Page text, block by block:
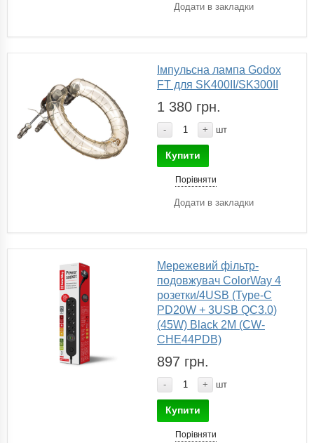
Додати в закладки
Імпульсна лампа Godox
FT для SK400II/SK300II
1 380 грн.
- + шт
Купити
Порівняти
Додати в закладки
Мережевий фільтр-
подовжувач СolorWay 4
розетки/4USB (Type-C
PD20W + 3USB QC3.0)
(45W) Black 2M (CW-
CHE44PDB)
897 грн.
- + шт
Купити
Порівняти